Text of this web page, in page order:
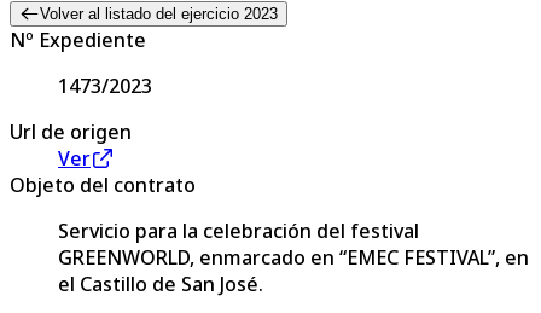
Volver al listado del ejercicio 2023
Nº Expediente
1473/2023
Url de origen
Ver
Objeto del contrato
Servicio para la celebración del festival
GREENWORLD, enmarcado en “EMEC FESTIVAL”, en
el Castillo de San José.